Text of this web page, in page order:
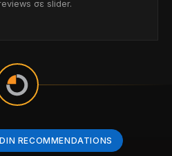
σε slider.
RECOMMENDATIONS